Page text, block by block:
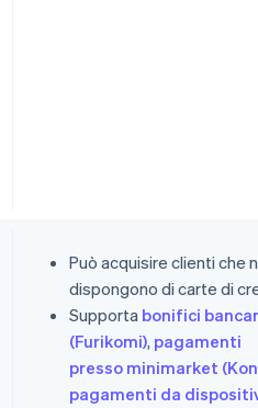
Può acquisire clienti che
dispongono di carte di
Supporta bonifici
(Furikomi), pagamenti
presso minimarket
pagamenti da